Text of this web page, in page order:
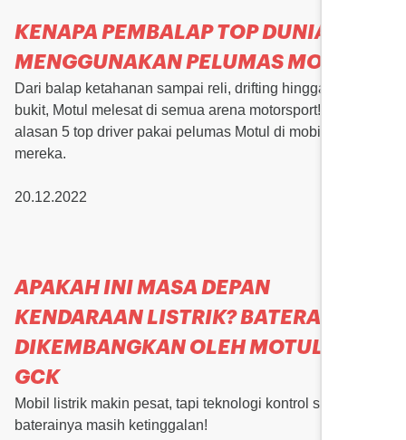
KENAPA PEMBALAP TOP DUNIA
MENGGUNAKAN PELUMAS MOTUL
Dari balap ketahanan sampai reli, drifting hingga tanjakan
bukit, Motul melesat di semua arena motorsport! Simak
alasan 5 top driver pakai pelumas Motul di mobil balap
mereka.
20.12.2022
APAKAH INI MASA DEPAN
KENDARAAN LISTRIK? BATERAI BARU
DIKEMBANGKAN OLEH MOTUL DAN
GCK
Mobil listrik makin pesat, tapi teknologi kontrol suhu
baterainya masih ketinggalan!